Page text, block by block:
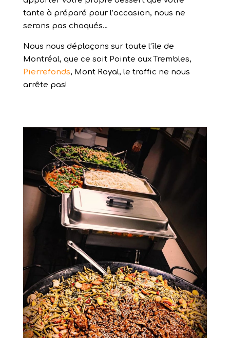
tante à préparé pour l’occasion, nous ne
serons pas choqués…
Nous nous déplaçons sur toute l’île de
Montréal, que ce soit Pointe aux Trembles,
Pierrefonds, Mont Royal, le traffic ne nous
arrête pas!